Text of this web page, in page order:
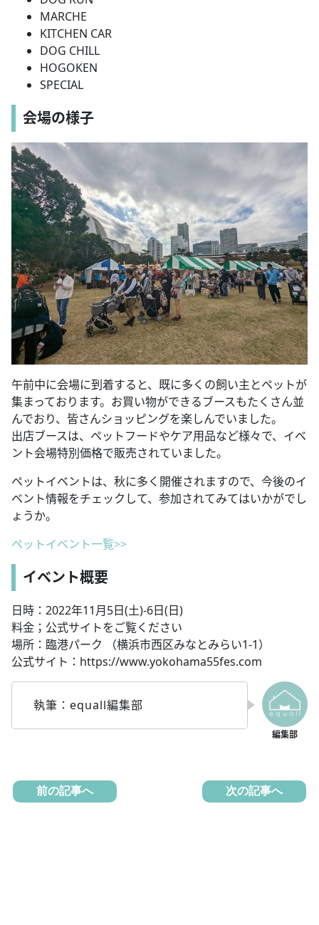
MARCHE
KITCHEN CAR
DOG CHILL
HOGOKEN
SPECIAL
会場の様子
午前中に会場に到着すると、既に多くの飼い主とペットが
集まっております。お買い物ができるブースもたくさん並
んでおり、皆さんショッピングを楽しんでいました。
出店ブースは、ペットフードやケア用品など様々で、イベ
ント会場特別価格で販売されていました。
ペットイベントは、秋に多く開催されますので、今後のイ
ベント情報をチェックして、参加されてみてはいかがでし
ょうか。
ペットイベント一覧>>
イベント概要
日時：2022年11月5日(土)-6日(日)
料金；公式サイトをご覧ください
場所：臨港パーク （横浜市西区みなとみらい1-1）
公式サイト：https://www.yokohama55fes.com
執筆：equall編集部
前の記事へ 次の記事へ